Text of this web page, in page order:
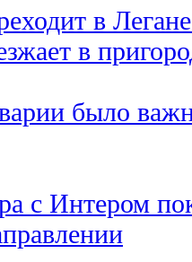
в
в
было
с Интером